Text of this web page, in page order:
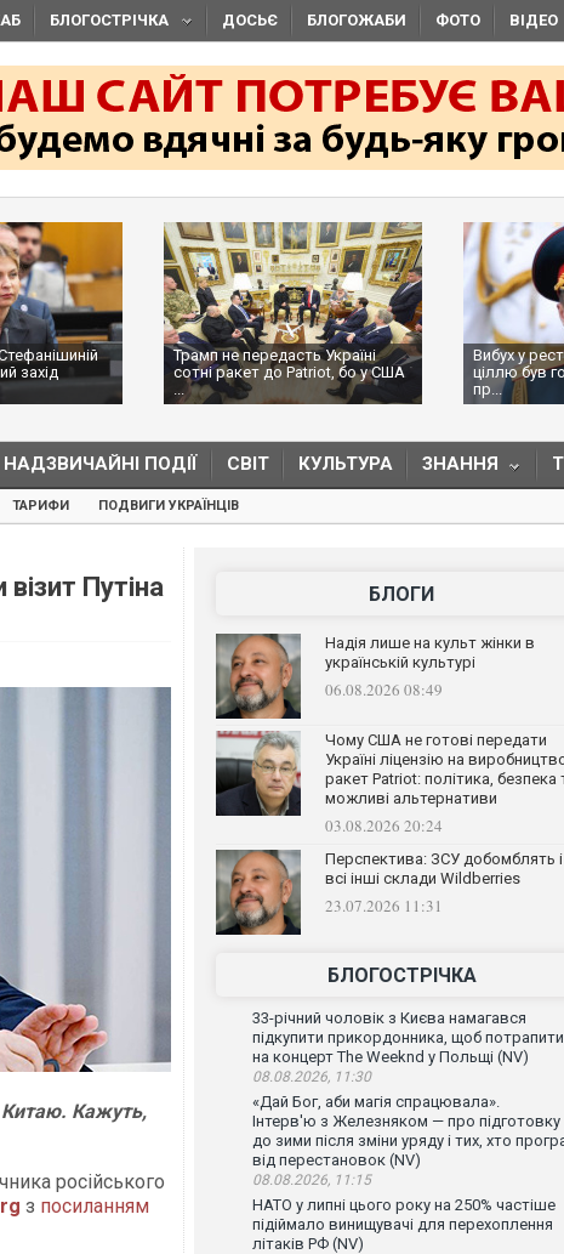
БЛОГОСТРІЧКА ДОСЬЄ БЛОГОЖАБИ ФОТО ВІДЕО
захід
Трамп не передасть Україні
сотні ракет до Patriot, бо у США
...
Вибух у
ціллю був
пр...
НАДЗВИЧАЙНІ ПОДІЇ СВІТ КУЛЬТУРА ЗНАННЯ
ТАРИФИ ПОДВИГИ УКРАЇНЦІВ
Путіна
Китаю. Кажуть,
російського
з посиланням
БЛОГИ
Надія лише на культ жінки в
українській культурі
06.08.2026 08:49
Чому США не готові передати
Україні ліцензію на
ракет Patriot: політика, безпека
можливі альтернативи
03.08.2026 20:24
Перспектива: ЗСУ добомблять і
всі інші склади Wildberries
23.07.2026 11:31
БЛОГОСТРІЧКА
33-річний чоловік з Києва намагався
підкупити прикордонника, щоб потрапити
на концерт The Weeknd у Польщі (NV)
08.08.2026, 11:30
«Дай Бог, аби магія спрацювала».
Інтерв'ю з Железняком — про підготовку
до зими після зміни уряду і тих, хто
від перестановок (NV)
08.08.2026, 11:15
НАТО у липні цього року на 250% частіше
підіймало винищувачі для перехоплення
літаків РФ (NV)